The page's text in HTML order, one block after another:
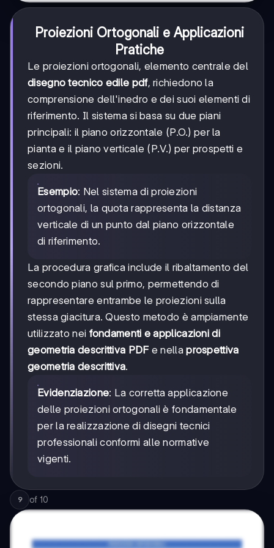
Proiezioni Ortogonali e Applicazioni
Pratiche
Le proiezioni ortogonali, elemento centrale del
disegno tecnico edile pdf, richiedono la
comprensione dell'inedro e dei suoi elementi di
riferimento. Il sistema si basa su due piani
principali: il piano orizzontale (P.O.) per la
pianta e il piano verticale (P.V.) per prospetti e
sezioni.
Esempio: Nel sistema di proiezioni
ortogonali, la quota rappresenta la distanza
verticale di un punto dal piano orizzontale
di riferimento.
La procedura grafica include il ribaltamento del
secondo piano sul primo, permettendo di
rappresentare entrambe le proiezioni sulla
stessa giacitura. Questo metodo è ampiamente
utilizzato nei fondamenti e applicazioni di
geometria descrittiva PDF e nellaprospettiva
geometria descrittiva.
Evidenziazione: La corretta applicazione
delle proiezioni ortogonali è fondamentale
per la realizzazione di disegni tecnici
professionali conformi alle normative
vigenti.
9 of 10